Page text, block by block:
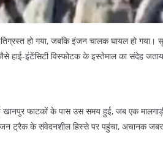
हो गया, जबकि इंजन चालक घायल हो गया।
हाई-इंटेंसिटी विस्फोटक के इस्तेमाल का संदेह
फाटकों के पास उस समय हुई, जब एक
ट्रैक के संवेदनशील हिस्से पर पहुंचा, अचानक